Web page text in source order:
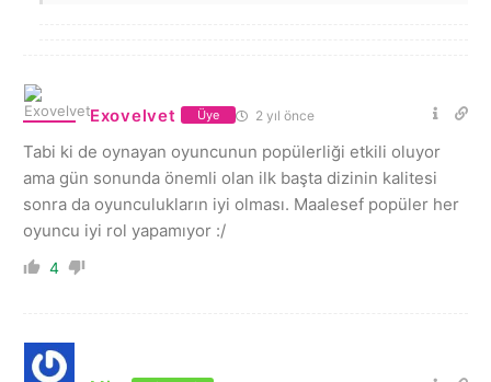
Exovelvet Üye 2 yıl önce
Tabi ki de oynayan oyuncunun popülerliği etkili oluyor
ama gün sonunda önemli olan ilk başta dizinin kalitesi
sonra da oyunculukların iyi olması. Maalesef popüler her
oyuncu iyi rol yapamıyor :/
4